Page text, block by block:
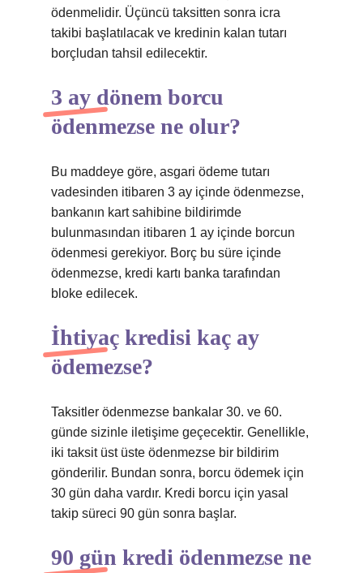
ödenmelidir. Üçüncü taksitten sonra icra
takibi başlatılacak ve kredinin kalan tutarı
borçludan tahsil edilecektir.
3 ay dönem borcu
ödenmezse ne olur?
Bu maddeye göre, asgari ödeme tutarı
vadesinden itibaren 3 ay içinde ödenmezse,
bankanın kart sahibine bildirimde
bulunmasından itibaren 1 ay içinde borcun
ödenmesi gerekiyor. Borç bu süre içinde
ödenmezse, kredi kartı banka tarafından
bloke edilecek.
İhtiyaç kredisi kaç ay
ödemezse?
Taksitler ödenmezse bankalar 30. ve 60.
günde sizinle iletişime geçecektir. Genellikle,
iki taksit üst üste ödenmezse bir bildirim
gönderilir. Bundan sonra, borcu ödemek için
30 gün daha vardır. Kredi borcu için yasal
takip süreci 90 gün sonra başlar.
90 gün kredi ödenmezse ne